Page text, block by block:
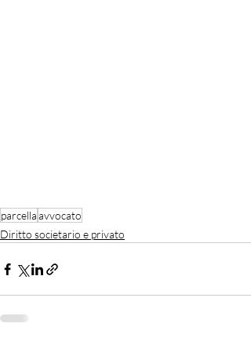
parcellaavvocato
Diritto societario e privato